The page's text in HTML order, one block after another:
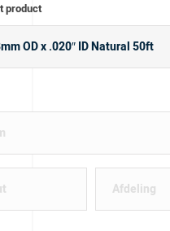
product